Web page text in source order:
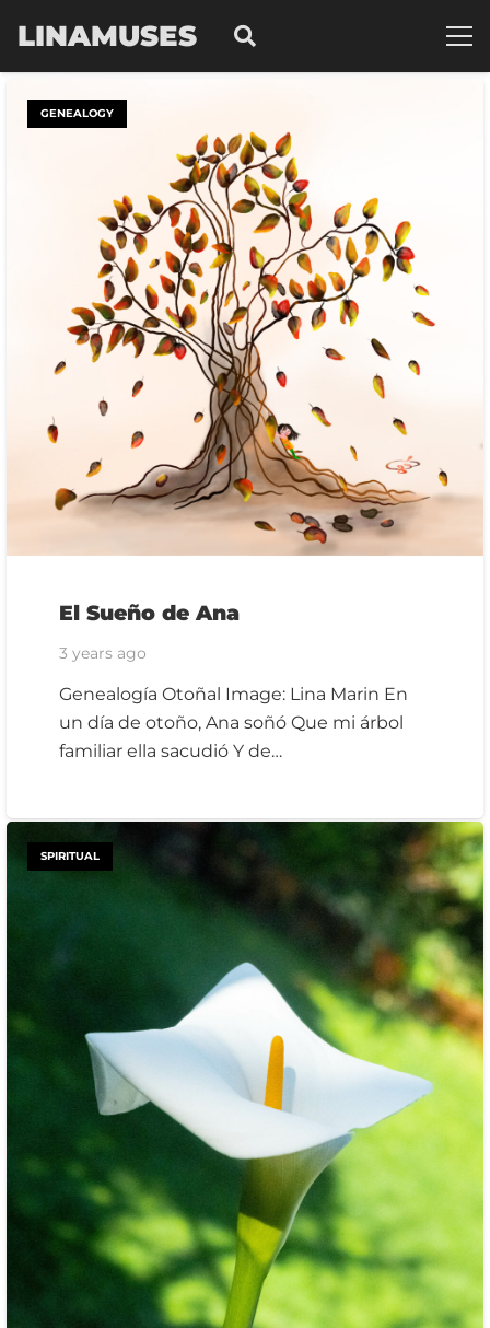
LINAMUSES
GENEALOGY
El Sueño de Ana
3 years ago
Genealogía Otoñal Image: Lina Marin En
un día de otoño, Ana soñó Que mi árbol
familiar ella sacudió Y de…
SPIRITUAL